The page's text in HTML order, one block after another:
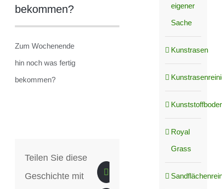
bekommen?
Zum Wochenende
hin noch was fertig
bekommen?
Teilen Sie diese
Geschichte mit
eigener
Sache
Kunstrasen
Royal
Grass